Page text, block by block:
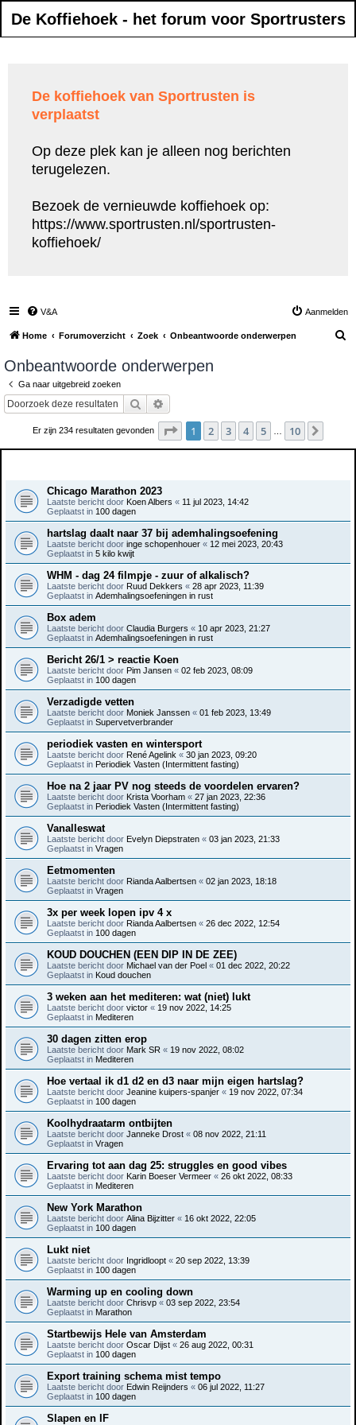
De Koffiehoek - het forum voor Sportrusters
De koffiehoek van Sportrusten is
verplaatst
Op deze plek kan je alleen nog berichten
terugelezen.
Bezoek de vernieuwde koffiehoek op:
https://www.sportrusten.nl/sportrusten-
koffiehoek/
V&A Aanmelden
Home Forumoverzicht Zoek Onbeantwoorde onderwerpen
Onbeantwoorde onderwerpen
Ga naar uitgebreid zoeken
Zoek
Er zijn 234 resultaten gevonden Pagina van 10
1 2 3 4 5 10
Chicago Marathon 2023
Laatste bericht door Koen Albers « 11 jul 2023, 14:42
Geplaatst in 100 dagen
hartslag daalt naar 37 bij ademhalingsoefening
Laatste bericht door inge schopenhouer « 12 mei 2023, 20:43
Geplaatst in 5 kilo kwijt
WHM - dag 24 filmpje - zuur of alkalisch?
Laatste bericht door Ruud Dekkers « 28 apr 2023, 11:39
Geplaatst in Ademhalingsoefeningen in rust
Box adem
Laatste bericht door Claudia Burgers « 10 apr 2023, 21:27
Geplaatst in Ademhalingsoefeningen in rust
Bericht 26/1 > reactie Koen
Laatste bericht door Pim Jansen « 02 feb 2023, 08:09
Geplaatst in 100 dagen
Verzadigde vetten
Laatste bericht door Moniek Janssen « 01 feb 2023, 13:49
Geplaatst in Supervetverbrander
periodiek vasten en wintersport
Laatste bericht door René Agelink « 30 jan 2023, 09:20
Geplaatst in Periodiek Vasten (Intermittent fasting)
Hoe na 2 jaar PV nog steeds de voordelen ervaren?
Laatste bericht door Krista Voorham « 27 jan 2023, 22:36
Geplaatst in Periodiek Vasten (Intermittent fasting)
Vanalleswat
Laatste bericht door Evelyn Diepstraten « 03 jan 2023, 21:33
Geplaatst in Vragen
Eetmomenten
Laatste bericht door Rianda Aalbertsen « 02 jan 2023, 18:18
Geplaatst in Vragen
3x per week lopen ipv 4 x
Laatste bericht door Rianda Aalbertsen « 26 dec 2022, 12:54
Geplaatst in 100 dagen
KOUD DOUCHEN (EEN DIP IN DE ZEE)
Laatste bericht door Michael van der Poel « 01 dec 2022, 20:22
Geplaatst in Koud douchen
3 weken aan het mediteren: wat (niet) lukt
Laatste bericht door victor « 19 nov 2022, 14:25
Geplaatst in Mediteren
30 dagen zitten erop
Laatste bericht door Mark SR « 19 nov 2022, 08:02
Geplaatst in Mediteren
Hoe vertaal ik d1 d2 en d3 naar mijn eigen hartslag?
Laatste bericht door Jeanine kuipers-spanjer « 19 nov 2022, 07:34
Geplaatst in 100 dagen
Koolhydraatarm ontbijten
Laatste bericht door Janneke Drost « 08 nov 2022, 21:11
Geplaatst in Vragen
Ervaring tot aan dag 25: struggles en good vibes
Laatste bericht door Karin Boeser Vermeer « 26 okt 2022, 08:33
Geplaatst in Mediteren
New York Marathon
Laatste bericht door Alina Bijzitter « 16 okt 2022, 22:05
Geplaatst in 100 dagen
Lukt niet
Laatste bericht door Ingridloopt « 20 sep 2022, 13:39
Geplaatst in 100 dagen
Warming up en cooling down
Laatste bericht door Chrisvp « 03 sep 2022, 23:54
Geplaatst in Marathon
Startbewijs Hele van Amsterdam
Laatste bericht door Oscar Dijst « 26 aug 2022, 00:31
Geplaatst in 100 dagen
Export training schema mist tempo
Laatste bericht door Edwin Reijnders « 06 jul 2022, 11:27
Geplaatst in 100 dagen
Slapen en IF